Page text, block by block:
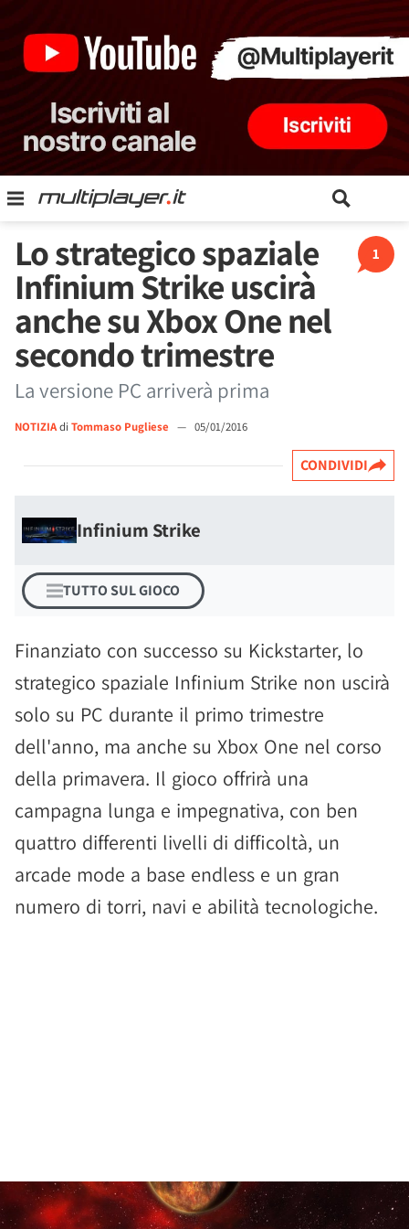
1
Lo strategico spaziale
Infinium Strike uscirà
anche su Xbox One nel
secondo trimestre
La versione PC arriverà prima
NOTIZIAdi Tommaso Pugliese — 05/01/2016
CONDIVIDI
Infinium Strike
TUTTO SUL GIOCO
Finanziato con successo su Kickstarter, lo
strategico spaziale Infinium Strike non uscirà
solo su PC durante il primo trimestre
dell'anno, ma anche su Xbox One nel corso
della primavera. Il gioco offrirà una
campagna lunga e impegnativa, con ben
quattro differenti livelli di difficoltà, un
arcade mode a base endless e un gran
numero di torri, navi e abilità tecnologiche.